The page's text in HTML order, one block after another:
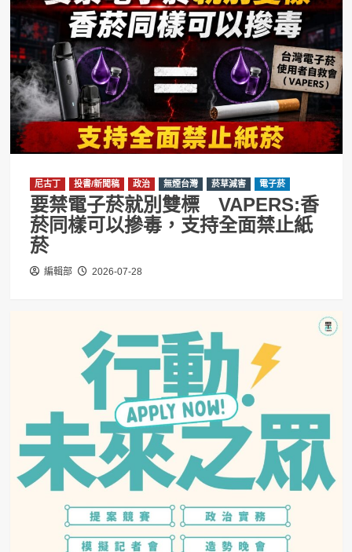
尼古丁 投書/新聞稿 政治 無煙台灣 菸草減害 電子菸
要禁電子菸就別雙標 VAPERS:香
菸同樣可以摻毒，支持全面禁止紙
菸
編輯部 2026-07-28